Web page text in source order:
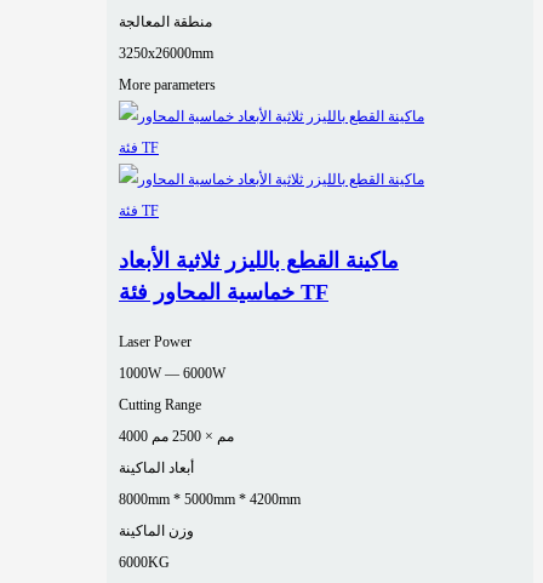
منطقة المعالجة
3250x26000mm
More parameters
ماكينة القطع بالليزر ثلاثية الأبعاد
خماسية المحاور فئة TF
Laser Power
1000W — 6000W
Cutting Range
4000 مم × 2500 مم
أبعاد الماكينة
8000mm * 5000mm * 4200mm
وزن الماكينة
6000KG